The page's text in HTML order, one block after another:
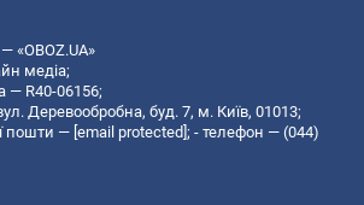
«OBOZ.UA»
медіа;
— R40-06156;
Деревообробна, буд. 7, м. Київ, 01013;
пошти — [email protected] ; - телефон — (044)